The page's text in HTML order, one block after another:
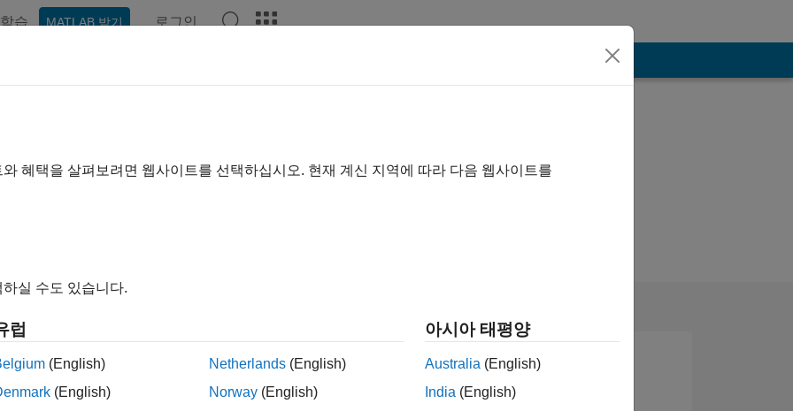
학습 MATLAB 받기 로그인
Please to endorse this person in a skill
혜택을 살펴보려면 웹사이트를 선택하십시오. 현재 계신 지역에 따라 다음 웹사이트를
실 수도 있습니다.
럽
(English)
(English)
Netherlands (English)
Norway (English)
아시아 태평양
Australia (English)
India (English)